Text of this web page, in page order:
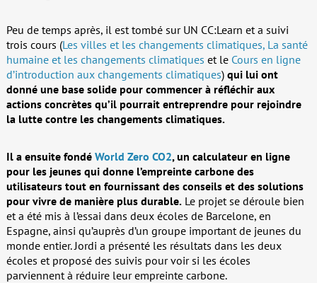
Peu de temps après, il est tombé sur UN CC:Learn et a suivi
trois cours (Les villes et les changements climatiques, La santé
humaine et les changements climatiques et le Cours en ligne
d’introduction aux changements climatiques) qui lui ont
donné une base solide pour commencer à réfléchir aux
actions concrètes qu’il pourrait entreprendre pour rejoindre
la lutte contre les changements climatiques.
Il a ensuite fondé World Zero CO2, un calculateur en ligne
pour les jeunes qui donne l’empreinte carbone des
utilisateurs tout en fournissant des conseils et des solutions
pour vivre de manière plus durable.Le projet se déroule bien
et a été mis à l’essai dans deux écoles de Barcelone, en
Espagne, ainsi qu’auprès d’un groupe important de jeunes du
monde entier. Jordi a présenté les résultats dans les deux
écoles et proposé des suivis pour voir si les écoles
parviennent à réduire leur empreinte carbone.